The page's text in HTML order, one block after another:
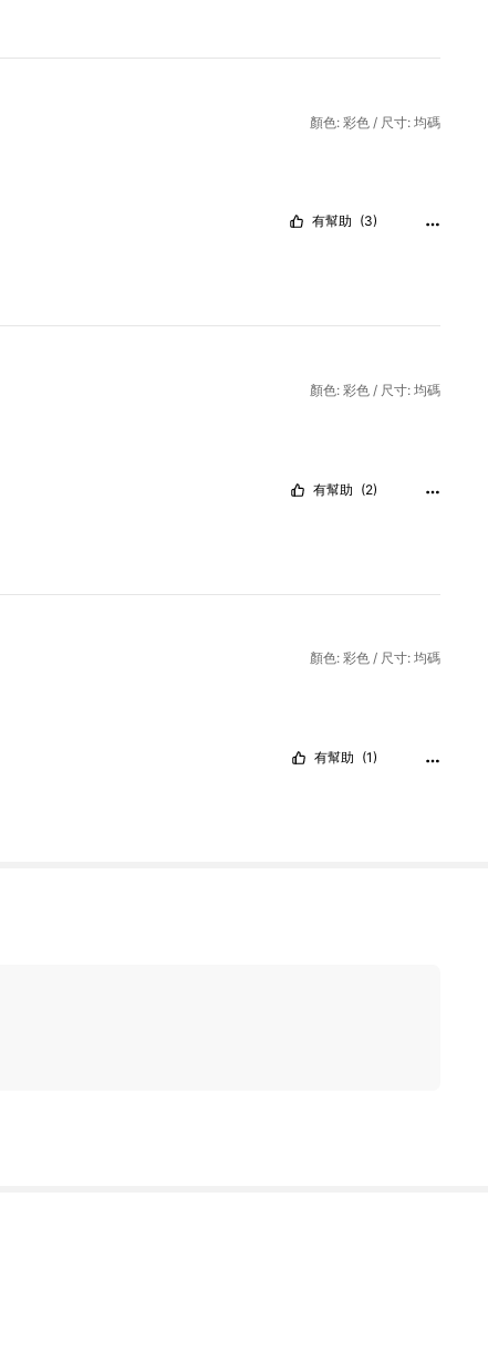
顏色: 彩色 / 尺寸: 均碼
有幫助 (3)
顏色: 彩色 / 尺寸: 均碼
有幫助 (2)
顏色: 彩色 / 尺寸: 均碼
有幫助 (1)